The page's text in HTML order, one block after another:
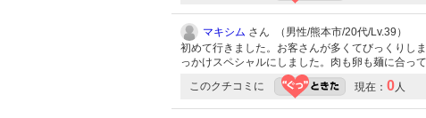
マキシム さん （男性/熊本市/20代/Lv.39）
初めて行きました。お客さんが多くてびっくりし
っかけスペシャルにしました。肉も卵も麺に合っ
このクチコミに 現在： 0人